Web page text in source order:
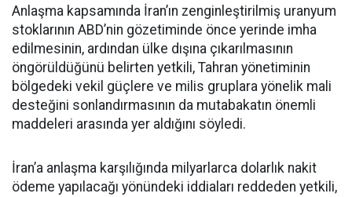
Anlaşma kapsamında İran’ın zenginleştirilmiş uranyum
stoklarının ABD’nin gözetiminde önce yerinde imha
edilmesinin, ardından ülke dışına çıkarılmasının
öngörüldüğünü belirten yetkili, Tahran yönetiminin
bölgedeki vekil güçlere ve milis gruplara yönelik mali
desteğini sonlandırmasının da mutabakatın önemli
maddeleri arasında yer aldığını söyledi.
İran’a anlaşma karşılığında milyarlarca dolarlık nakit
ödeme yapılacağı yönündeki iddiaları reddeden yetkili,